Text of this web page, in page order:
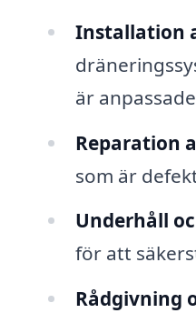
Installation
är
Reparation
som är
Underhåll
för att
Rådgivning